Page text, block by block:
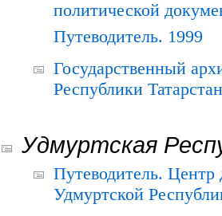
политической
Путеводитель. 1999
Государственный
Республики
Удмуртская
Путеводитель.
Удмуртской